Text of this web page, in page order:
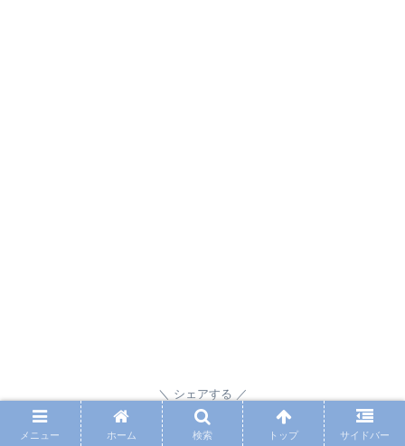
シェアする
メニュー ホーム 検索 トップ サイドバー